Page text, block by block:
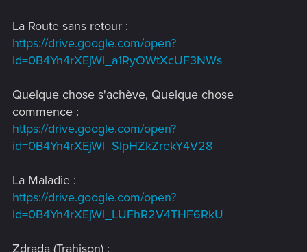
La Route sans retour :
https://drive.google.com/open?
id=0B4Yn4rXEjWl_a1RyOWtXcUF3NWs
Quelque chose s'achève, Quelque chose
commence :
https://drive.google.com/open?
id=0B4Yn4rXEjWl_SlpHZkZrekY4V28
La Maladie :
https://drive.google.com/open?
id=0B4Yn4rXEjWl_LUFhR2V4THF6RkU
Zdrada (Trahison) :